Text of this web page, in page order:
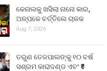
କେନାଲକୁ ଖସିଲା ନାନୋ କାର,
ଅଳ୍ପକେ ବର୍ତ୍ତିଲେ ଚାଳକ
Aug 7, 2026
ତରୁଣ ତେଜପାଲଙ୍କୁ ୧୦ ବର୍ଷ
ସଶ୍ରମ କାରାଦଣ୍ଡ ଏବଂ ₹୫